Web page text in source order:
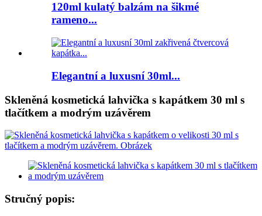
120ml kulatý balzám na šikmé
rameno...
Elegantní a luxusní 30ml...
Skleněná kosmetická lahvička s kapátkem 30 ml s
tlačítkem a modrým uzávěrem
Stručný popis: